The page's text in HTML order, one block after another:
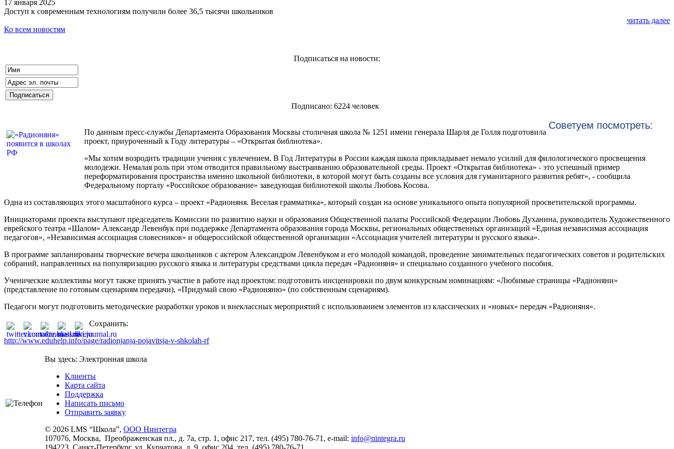
17 января 2025
Доступ к современным технологиям получили более 36,5 тысячи школьников
читать далее
Ко всем новостям
Подписаться на новости:
Подписано: 6224 человек
Советуем посмотреть:
По данным пресс-службы Департамента Образования Москвы столичная школа № 1251 имени генерала Шарля де Голля подготовила
проект, приуроченный к Году литературы – «Открытая библиотека».
«Мы хотим возродить традиции учения с увлечением. В Год Литературы в России каждая школа прикладывает немало усилий для филологического просвещения
молодежи. Немалая роль при этом отводится правильному выстраиванию образовательной среды. Проект «Открытая библиотека» - это успешный пример
переформатирования пространства именно школьной библиотеки, в которой могут быть созданы все условия для гуманитарного развития ребят», - сообщила
Федеральному порталу «Российское образование» заведующая библиотекой школы Любовь Косова.
Одна из составляющих этого масштабного курса – проект «Радионяня. Веселая грамматика», который создан на основе уникального опыта популярной просветительской программы.
Инициаторами проекта выступают председатель Комиссии по развитию науки и образования Общественной палаты Российской Федерации Любовь Духанина, руководитель Художественного
еврейского театра «Шалом» Александр Левенбук при поддержке Департамента образования города Москвы, региональных общественных организаций «Единая независимая ассоциация
педагогов», «Независимая ассоциация словесников» и общероссийской общественной организации «Ассоциация учителей литературы и русского языка».
В программе запланированы творческие вечера школьников с актером Александром Левенбуком и его молодой командой, проведение занимательных педагогических советов и родительских
собраний, направленных на популяризацию русского языка и литературы средствами цикла передач «Радионяня» и специально созданного учебного пособия.
Ученические коллективы могут также принять участие в работе над проектом: подготовить инсценировки по двум конкурсным номинациям: «Любимые страницы «Радионяни»
(представление по готовым сценариям передачи), «Придумай свою «Радионяню» (по собственным сценариям).
Педагоги могут подготовить методические разработки уроков и внеклассных мероприятий с использованием элементов из классических и «новых» передач «Радионяня».
Сохранить:
http://www.eduhelp.info/page/radionjanja-pojavitsja-v-shkolah-rf
Вы здесь: Электронная школа
Клиенты
Карта сайта
Поддержка
Написать письмо
Отправить заявку
© 2026 LMS “Школа”, ООО Нинтегра
107076, Москва, Преображенская пл., д. 7а, стр. 1, офис 217, тел. (495) 780-76-71, e-mail: info@nintegra.ru
194223, Санкт-Петербург, ул. Курчатова, д. 9, офис 204 , тел. (495) 780-76-71